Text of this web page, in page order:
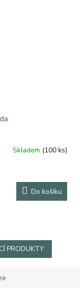
Skladem (100 ks)
Do košíku
PRODUKTY